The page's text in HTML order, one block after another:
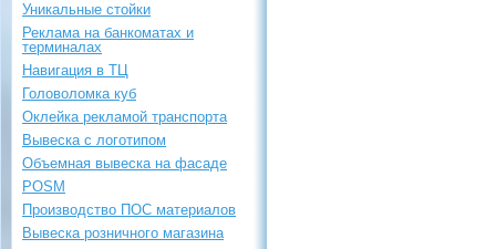
Уникальные стойки
Реклама на банкоматах и
терминалах
Навигация в ТЦ
Головоломка куб
Оклейка рекламой транспорта
Вывеска с логотипом
Объемная вывеска на фасаде
POSM
Производство ПОС материалов
Вывеска розничного магазина